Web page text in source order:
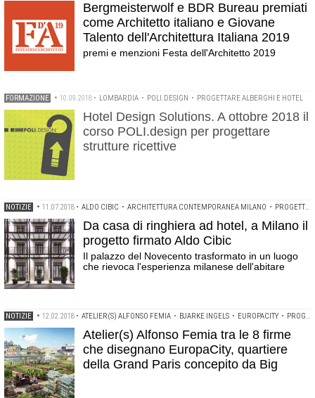
Bergmeisterwolf e BDR Bureau premiati
come Architetto italiano e Giovane
Talento dell'Architettura Italiana 2019
premi e menzioni Festa dell'Architetto 2019
FORMAZIONE • 10.09.2018 • LOMBARDIA • POLI.DESIGN • PROGETTARE ALBERGHI E HOTEL
Hotel Design Solutions. A ottobre 2018 il
corso POLI.design per progettare
strutture ricettive
NOTIZIE • 11.07.2018 • ALDO CIBIC • ARCHITETTURA CONTEMPORANEA MILANO • PROGETTARE ALBERGHI E HOTEL
Da casa di ringhiera ad hotel, a Milano il
progetto firmato Aldo Cibic
Il palazzo del Novecento trasformato in un luogo
che rievoca l'esperienza milanese dell'abitare
NOTIZIE • 12.02.2018 • ATELIER(S) ALFONSO FEMIA • BJARKE INGELS • EUROPACITY • PROGETTARE ALBERGHI E HOTEL
Atelier(s) Alfonso Femia tra le 8 firme
che disegnano EuropaCity, quartiere
della Grand Paris concepito da Big